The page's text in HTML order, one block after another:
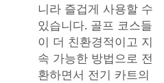
니라 즐겁게 사용할 수
있습니다. 골프 코스들
이 더 친환경적이고 지
속 가능한 방법으로 전
환하면서 전기 카트의